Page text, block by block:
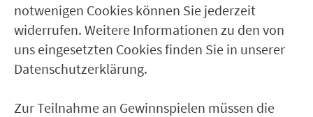
notwenigen Cookies können Sie jederzeit
widerrufen. Weitere Informationen zu den von
uns eingesetzten Cookies finden Sie in unserer
Datenschutzerklärung.
Zur Teilnahme an Gewinnspielen müssen die